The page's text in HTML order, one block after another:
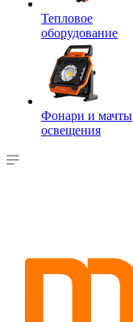
Тепловое
оборудование
Фонари и мачты
освещения